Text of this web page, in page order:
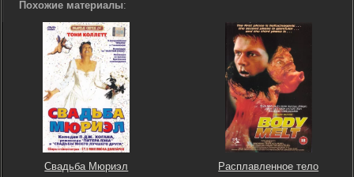
Похожие материалы:
Свадьба Мюриэл Расплавленное тело